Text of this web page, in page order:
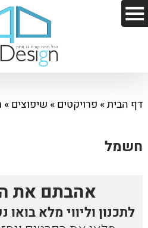
דף הבית» פרויקטים» שיפוצים»
חשמל
אהבתם את
לתכנון וליווי מלא